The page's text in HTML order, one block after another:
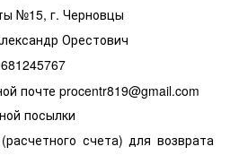
№15, г. Черновцы
Орестович
почте procentr819@gmail.com
посылки
счета) для возврата